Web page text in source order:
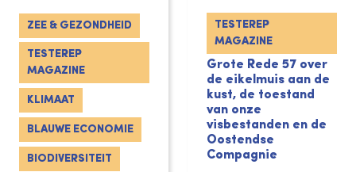
ZEE & GEZONDHEID
TESTEREP
MAGAZINE
KLIMAAT
BLAUWE ECONOMIE
BIODIVERSITEIT
TESTEREP
MAGAZINE
Grote Rede 57 over
de eikelmuis aan de
kust, de toestand
van onze
visbestanden en de
Oostendse
Compagnie